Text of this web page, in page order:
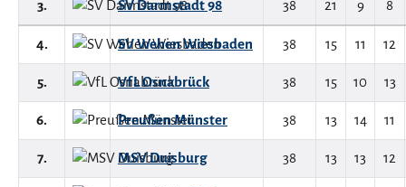
3. SV Darmstadt 98 38 21 9 8
4. SV Wehen Wiesbaden 38 15 11 12
5. VfL Osnabrück 38 15 10 13
6. Preußen Münster 38 13 14 11
7. MSV Duisburg 38 13 13 12